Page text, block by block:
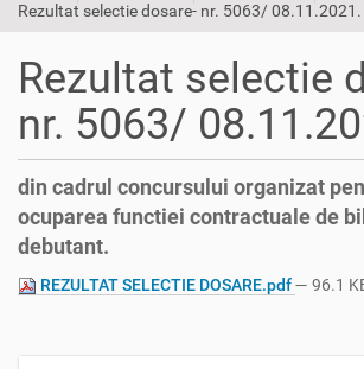
Rezultat selectie dosare- nr. 5063/ 08.11.2021.
Rezultat selectie
nr. 5063/
din cadrul concursului organizat
ocuparea functiei contractuale de
debutant.
REZULTAT SELECTIE DOSARE.pdf— 96.1